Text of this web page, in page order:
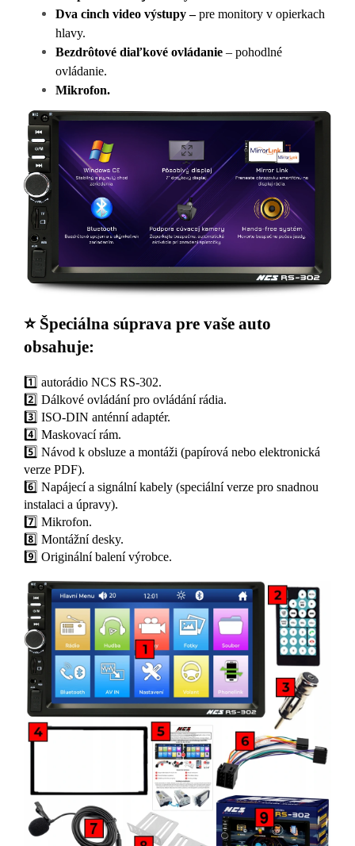
Dva cinch video výstupy –pre monitory v opierkach
hlavy.
Bezdrôtové diaľkové ovládanie – pohodlné
ovládanie.
Mikrofon.
⭐ Špeciálna súprava pre vaše auto
obsahuje:
1️⃣ autorádio NCS RS-302.
2️⃣ Dálkové ovládání pro ovládání rádia.
3️⃣ ISO-DIN anténní adaptér.
4️⃣ Maskovací rám.
5️⃣ Návod k obsluze a montáži (papírová nebo elektronická
verze PDF).
6️⃣ Napájecí a signální kabely (speciální verze pro snadnou
instalaci a úpravy).
7️⃣ Mikrofon.
8️⃣ Montážní desky.
9️⃣ Originální balení výrobce.